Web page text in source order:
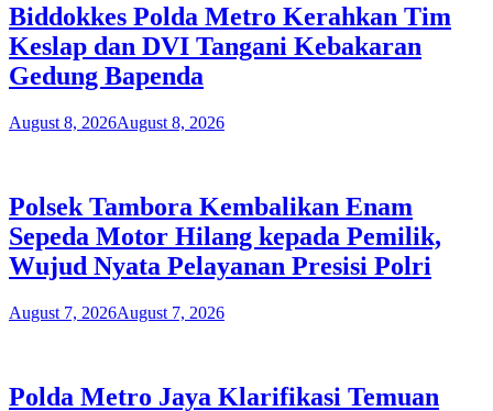
Biddokkes Polda Metro Kerahkan Tim
Keslap dan DVI Tangani Kebakaran
Gedung Bapenda
August 8, 2026August 8, 2026
Polsek Tambora Kembalikan Enam
Sepeda Motor Hilang kepada Pemilik,
Wujud Nyata Pelayanan Presisi Polri
August 7, 2026August 7, 2026
Polda Metro Jaya Klarifikasi Temuan